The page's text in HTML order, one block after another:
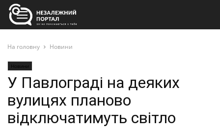
На головну Новини
Новини
У Павлограді на деяких
вулицях планово
відключатимуть світло